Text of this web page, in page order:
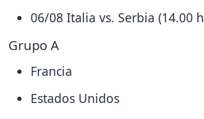
06/08 Italia vs. Serbia (14.00
Grupo A
Francia
Estados Unidos